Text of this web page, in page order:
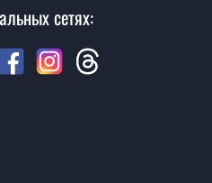
стоит 500 грн.
установку
дверей ТМ
сетях: